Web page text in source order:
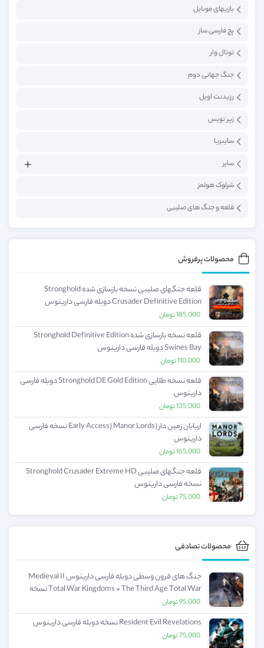
بازیهای موبایل
پچ فارسی ساز
توتال وار
جنگ جهانی دوم
رزیدنت اویل
زیر نویس
سایبریا
سایر
شرلوک هولمز
قلعه و جنگ های صلیبی
محصولات پرفروش
قلعه جنگهای صلیبی نسخه بازسازی شده Stronghold
Crusader Definitive Edition دوبله فارسی دارینوس
185,000تومان
قلعه نسخه بازسازی شده Stronghold Definitive Edition
Swines Bay دوبله فارسی دارینوس
110,000تومان
قلعه نسخه طلایی Stronghold DE Gold Edition دوبله فارسی
دارینوس
135,000تومان
اربابان زمین دار (Early Access) Manor Lords نسخه فارسی
دارینوس
165,000تومان
قلعه جنگهای صلیبی Stronghold Crusader Extreme HD
نسخه فارسی دارینوس
75,000تومان
محصولات تصادفی
جنگ های قرون وسطی دوبله فارسی دارینوس Medieval II
Total War Kingdoms + The Third Age Total War نسخه
طلایی
95,000تومان
Resident Evil Revelations نسخه دوبله فارسی دارینوس
75,000تومان